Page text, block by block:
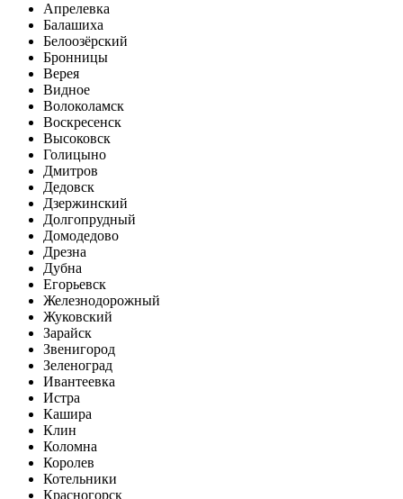
Апрелевка
Балашиха
Белоозёрский
Бронницы
Верея
Видное
Волоколамск
Воскресенск
Высоковск
Голицыно
Дмитров
Дедовск
Дзержинский
Долгопрудный
Домодедово
Дрезна
Дубна
Егорьевск
Железнодорожный
Жуковский
Зарайск
Звенигород
Зеленоград
Ивантеевка
Истра
Кашира
Клин
Коломна
Королев
Котельники
Красногорск